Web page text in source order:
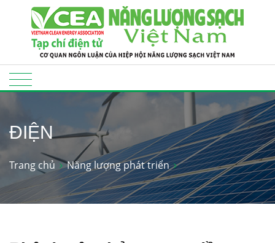
ĐIỆN
Trang chủ Năng lượng phát triển